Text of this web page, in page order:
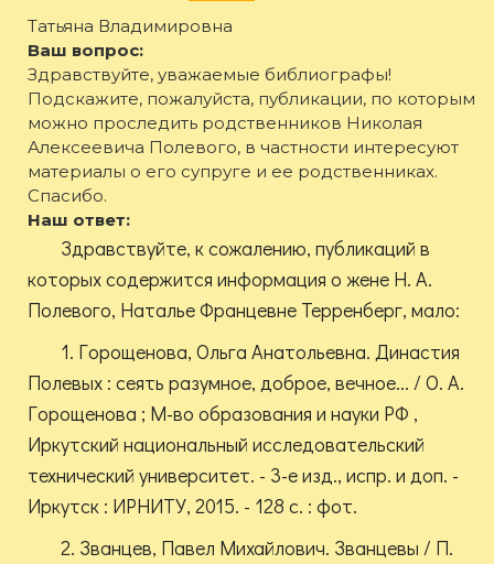
Татьяна Владимировна
Ваш вопрос:
Здравствуйте, уважаемые библиографы!
Подскажите, пожалуйста, публикации, по которым
можно проследить родственников Николая
Алексеевича Полевого, в частности интересуют
материалы о его супруге и ее родственниках.
Спасибо.
Наш ответ:
Здравствуйте, к сожалению, публикаций в
которых содержится информация о жене Н. А.
Полевого, Наталье Францевне Терренберг, мало:
1. Горощенова, Ольга Анатольевна. Династия
Полевых : сеять разумное, доброе, вечное... / О. А.
Горощенова ; М-во образования и науки РФ ,
Иркутский национальный исследовательский
технический университет. - 3-е изд., испр. и доп. -
Иркутск : ИРНИТУ, 2015. - 128 с. : фот.
2. Званцев, Павел Михайлович. Званцевы / П.